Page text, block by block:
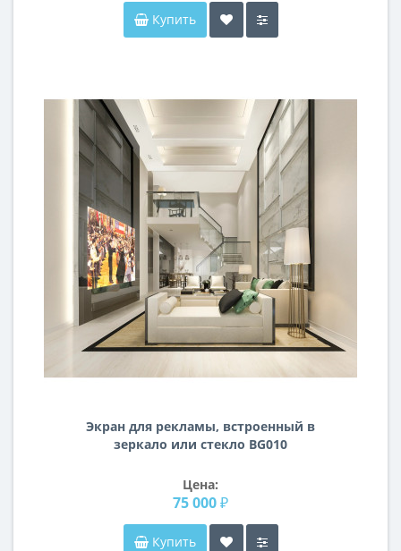
Купить
Экран для рекламы, встроенный в
зеркало или стекло BG010
Цена:
75 000 ₽
Купить